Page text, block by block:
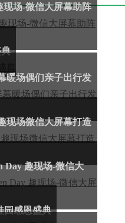
现场-微信大屏幕助阵
暖场偶们亲子出行发
现场微信大屏幕打造
Day 趣现场-微信大
园感恩盛典